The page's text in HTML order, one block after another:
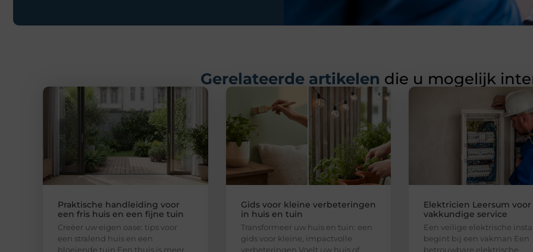
Gerelateerde artikelen die u mogelijk
Praktische handleiding voor
een fris huis en een fijne tuin
Creëer uw eigen oase: tips voor
een stralend huis en een
bloeiende tuin Een thuis is meer
Gids voor kleine verbeteringen
in huis en tuin
Transformeer uw huis en tuin: een
gids voor kleine, impactvolle
verbeteringen Voelt uw huis of
Elektricien Leersum voor
vakkundige service
Een veilige elektrische
begint bij een vakman Een
betrouwbare elektrische